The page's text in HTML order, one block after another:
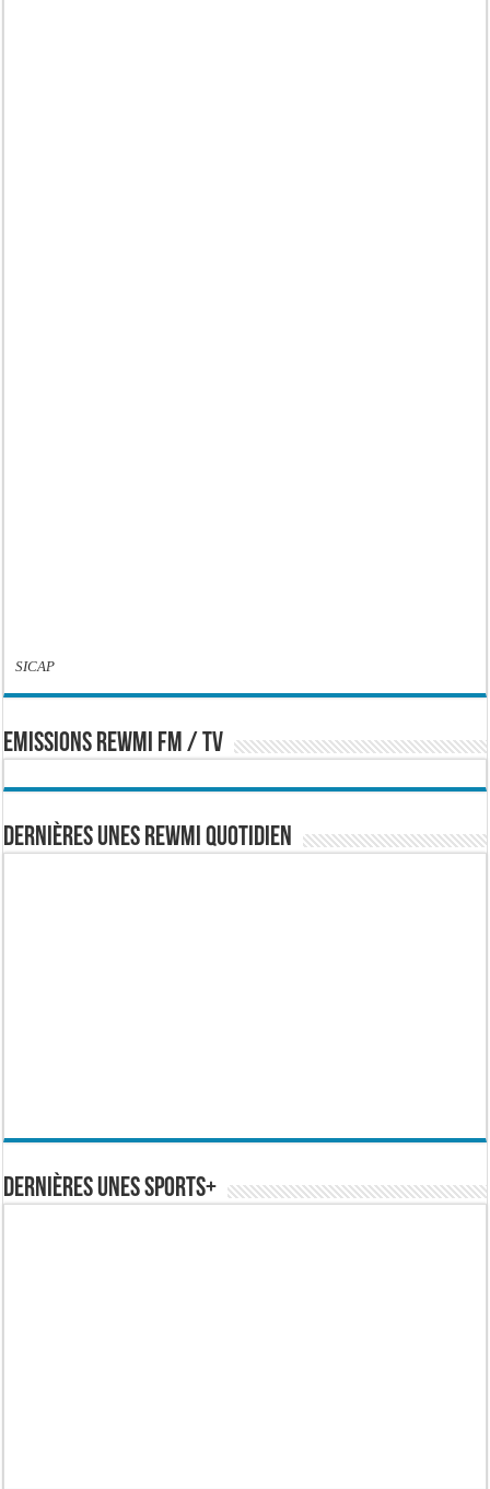
SICAP
EMISSIONS REWMI FM / TV
Dernières Unes Rewmi Quotidien
Dernières Unes Sports+